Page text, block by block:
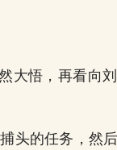
大悟，再看向
头的任务，然